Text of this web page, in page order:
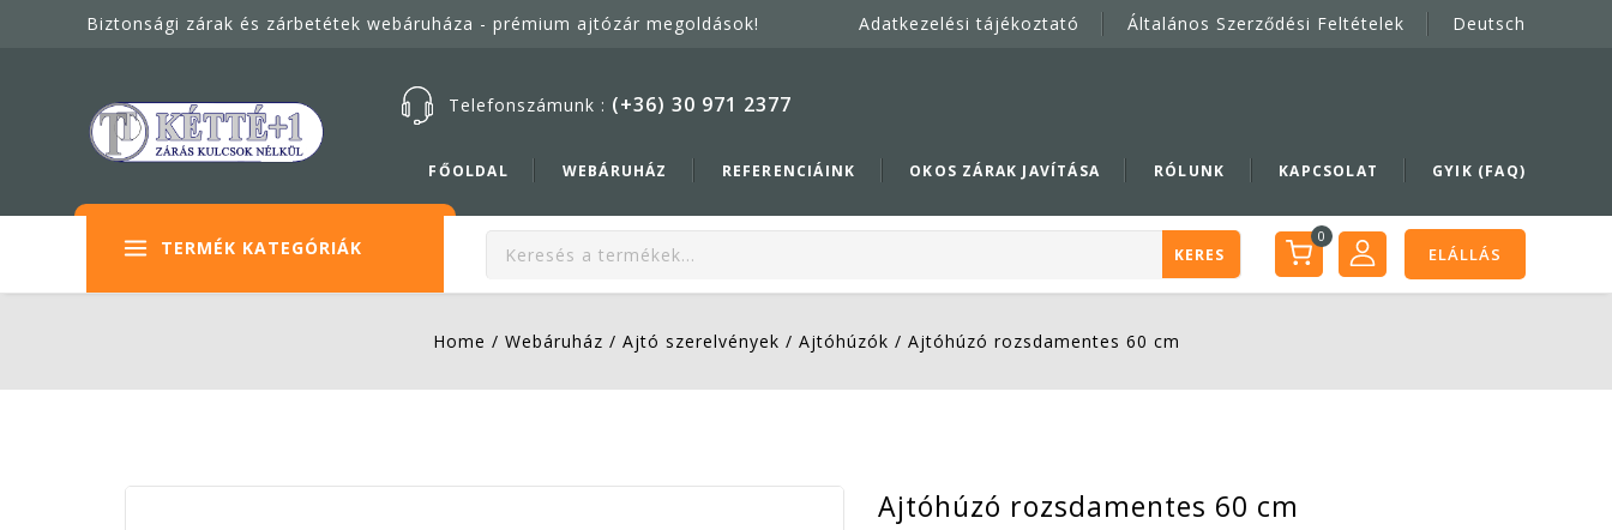
Biztonsági zárak és zárbetétek webáruháza - prémium ajtózár megoldások!
Adatkezelési tájékoztató Általános Szerződési Feltételek Deutsch
Telefonszámunk : (+36) 30 971 2377
FŐOLDAL WEBÁRUHÁZ REFERENCIÁINK OKOS ZÁRAK JAVÍTÁSA RÓLUNK KAPCSOLAT GYIK (FAQ)
TERMÉK KATEGÓRIÁK KERES
0
ELÁLLÁS
Home / Webáruház / Ajtó szerelvények / Ajtóhúzók / Ajtóhúzó rozsdamentes 60 cm
Ajtóhúzó rozsdamentes 60 cm